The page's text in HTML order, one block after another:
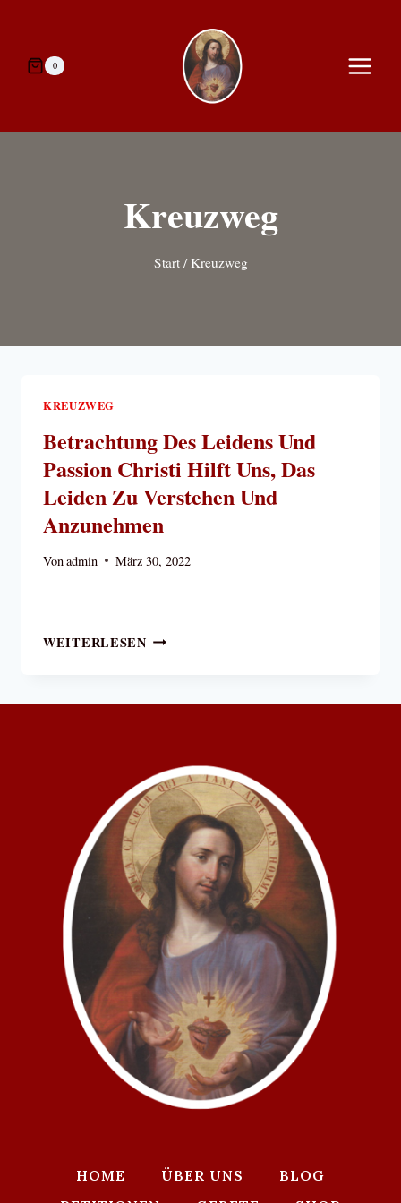
springen0
Kreuzweg
Start / Kreuzweg
KREUZWEG
Betrachtung Des Leidens Und
Passion Christi Hilft Uns, Das
Leiden Zu Verstehen Und
Anzunehmen
Vonadmin März 30, 2022
WEITERLESENBETRACHTUNG
UND
HILFT
UNS,
DAS
LEIDEN
ZU
VERSTEHEN
UND
ANZUNEHMEN
HOME ÜBER UNS
BLOG